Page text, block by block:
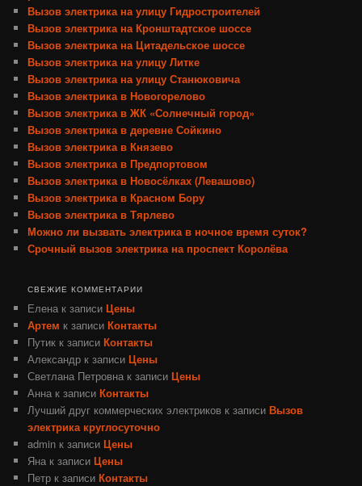
Вызов электрика на улицу Гидростроителей
Вызов электрика на Кронштадтское шоссе
Вызов электрика на Цитадельское шоссе
Вызов электрика на улицу Литке
Вызов электрика на улицу Станюковича
Вызов электрика в Новогорелово
Вызов электрика в ЖК «Солнечный город»
Вызов электрика в деревне Сойкино
Вызов электрика в Князево
Вызов электрика в Предпортовом
Вызов электрика в Новосёлках (Левашово)
Вызов электрика в Красном Бору
Вызов электрика в Тярлево
Можно ли вызвать электрика в ночное время суток?
Срочный вызов электрика на проспект Королёва
СВЕЖИЕ КОММЕНТАРИИ
Елена к записиЦены
Артем к записиКонтакты
Путик к записиКонтакты
Александр к записиЦены
Светлана Петровна к записиЦены
Анна к записиКонтакты
Лучший друг коммерческих электриков к записиВызов
электрика круглосуточно
admin к записиЦены
Яна к записиЦены
Петр к записиКонтакты